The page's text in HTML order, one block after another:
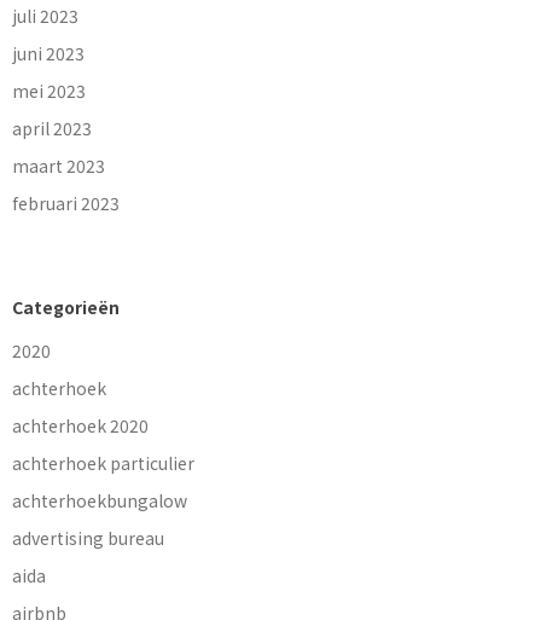
juli 2023
juni 2023
mei 2023
april 2023
maart 2023
februari 2023
Categorieën
2020
achterhoek
achterhoek 2020
achterhoek particulier
achterhoekbungalow
advertising bureau
aida
airbnb